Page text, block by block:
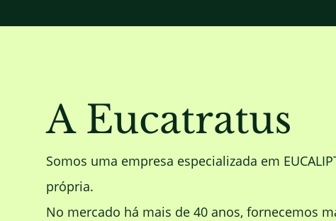
A Eucatratus
Somos uma empresa especializada em
própria.
No mercado há mais de 40 anos, fornecemos